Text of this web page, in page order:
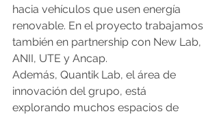
hacia vehículos que usen energía
renovable. En el proyecto trabajamos
también en partnership con New Lab,
ANII, UTE y Ancap.
Además, Quantik Lab, el área de
innovación del grupo, está
explorando muchos espacios de